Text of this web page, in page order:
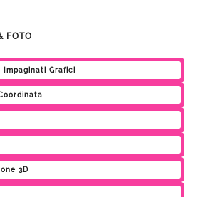
FOTO
Impaginati Grafici
3D